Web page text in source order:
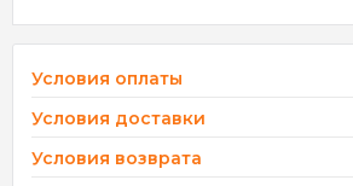
Условия оплаты
Условия доставки
Условия возврата